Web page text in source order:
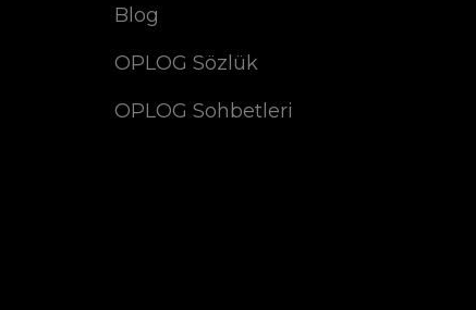
Blog
OPLOG Sözlük
OPLOG Sohbetleri